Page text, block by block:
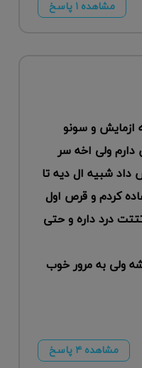
مشاهده ۱ پاسخ
و سونو
ولی اخه سر
داد شبیه ال دیه تا
کردم و قرص اول
درد داره و حتی
ولی به مرور خوب
مشاهده ۴ پاسخ